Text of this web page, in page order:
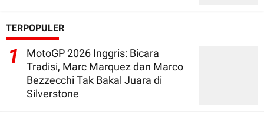
TERPOPULER
1
MotoGP 2026 Inggris: Bicara
Tradisi, Marc Marquez dan Marco
Bezzecchi Tak Bakal Juara di
Silverstone